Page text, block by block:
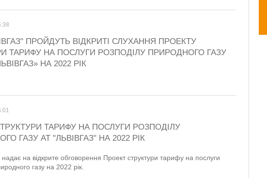
ПРОЙДУТЬ ВІДКРИТІ СЛУХАННЯ ПРОЕКТУ
ТАРИФУ НА ПОСЛУГИ РОЗПОДІЛУ ПРИРОДНОГО ГАЗУ
НА 2022 РІК
ТАРИФУ НА ПОСЛУГИ РОЗПОДІЛУ
ГАЗУ АТ "ЛЬВІВГАЗ" НА 2022 РІК
надає на відкрите обговорення Проект структури тарифу на послуги
газу на 2022 рік.